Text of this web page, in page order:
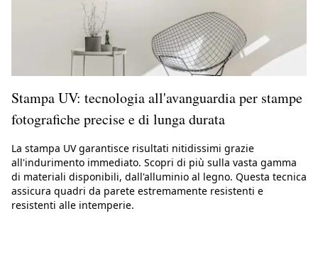
Stampa UV: tecnologia all'avanguardia per stampe
fotografiche precise e di lunga durata
La stampa UV garantisce risultati nitidissimi grazie
all'indurimento immediato. Scopri di più sulla vasta gamma
di materiali disponibili, dall'alluminio al legno. Questa tecnica
assicura quadri da parete estremamente resistenti e
resistenti alle intemperie.